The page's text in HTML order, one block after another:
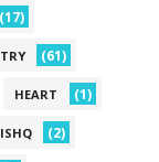
(17)
(61)
HEART (1)
ISHQ (2)